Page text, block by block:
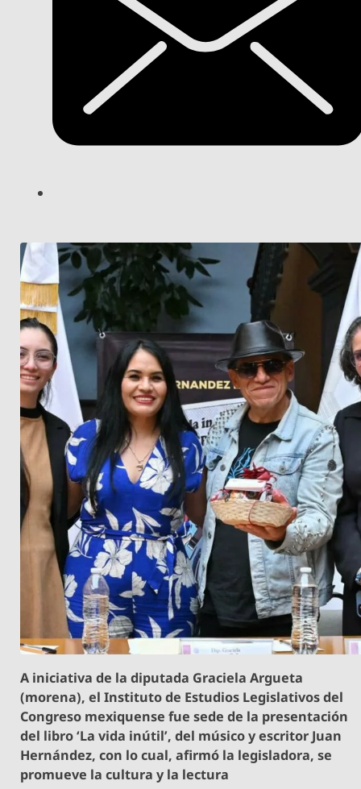
A iniciativa de la diputada Graciela Argueta
(morena), el Instituto de Estudios Legislativos del
Congreso mexiquense fue sede de la presentación
del libro ‘La vida inútil’, del músico y escritor Juan
Hernández, con lo cual, afirmó la legisladora, se
promueve la cultura y la lectura